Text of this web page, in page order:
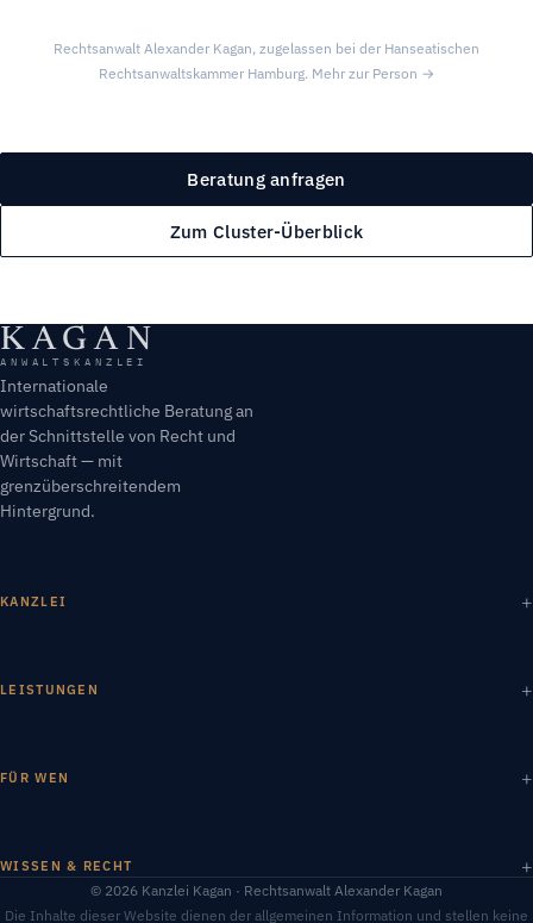
Rechtsanwalt Alexander Kagan, zugelassen bei der Hanseatischen
Rechtsanwaltskammer Hamburg. Mehr zur Person →
Beratung anfragen
Zum Cluster-Überblick
KAGAN
ANWALTSKANZLEI
Internationale
wirtschaftsrechtliche Beratung an
der Schnittstelle von Recht und
Wirtschaft — mit
grenzüberschreitendem
Hintergrund.
KANZLEI
LEISTUNGEN
FÜR WEN
WISSEN & RECHT
© 2026 Kanzlei Kagan · Rechtsanwalt Alexander Kagan
Die Inhalte dieser Website dienen der allgemeinen Information und stellen keine